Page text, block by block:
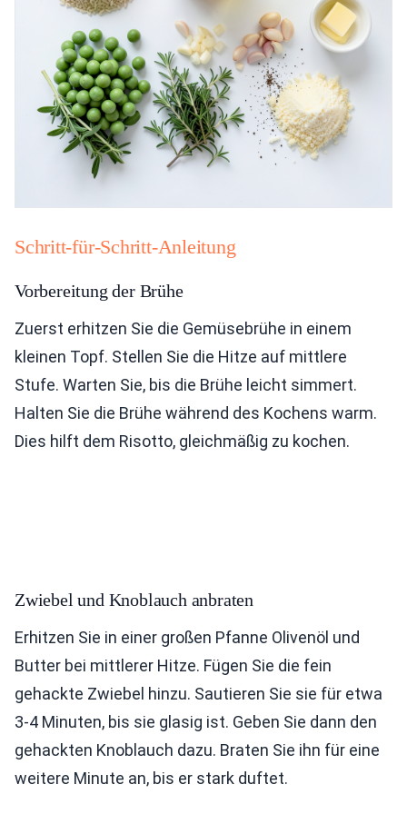
Schritt-für-Schritt-Anleitung
Vorbereitung der Brühe
Zuerst erhitzen Sie die Gemüsebrühe in einem
kleinen Topf. Stellen Sie die Hitze auf mittlere
Stufe. Warten Sie, bis die Brühe leicht simmert.
Halten Sie die Brühe während des Kochens warm.
Dies hilft dem Risotto, gleichmäßig zu kochen.
Zwiebel und Knoblauch anbraten
Erhitzen Sie in einer großen Pfanne Olivenöl und
Butter bei mittlerer Hitze. Fügen Sie die fein
gehackte Zwiebel hinzu. Sautieren Sie sie für etwa
3-4 Minuten, bis sie glasig ist. Geben Sie dann den
gehackten Knoblauch dazu. Braten Sie ihn für eine
weitere Minute an, bis er stark duftet.